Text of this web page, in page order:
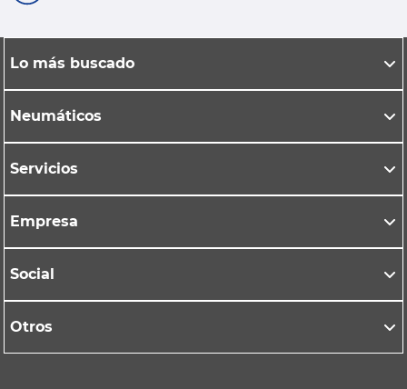
Lo más buscado
Neumáticos
Servicios
Empresa
Social
Otros